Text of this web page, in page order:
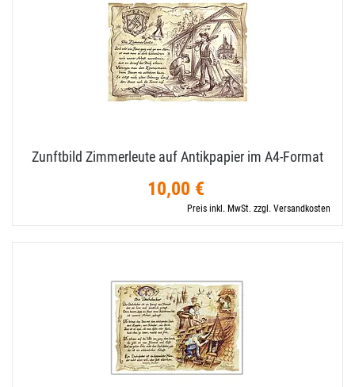
Zunftbild Zimmerleute auf Antikpapier im A4-​Format
10,00 €
Preis inkl. MwSt. zzgl. Versandkosten